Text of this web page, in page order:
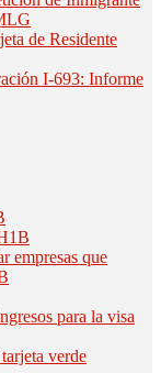
de Residente
I-693: Informe
empresas que
para la visa
verde